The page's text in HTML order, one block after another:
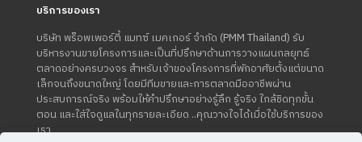
บริการของเรา
บริษัท พร็อพเพอร์ตี้ แมทซ์ เมคเกอร์ จํากัด (PMM Thailand) รับ
บริหารงานขายโครงการและเป็นที่ปรึกษาด้านการวางแผนกลยุทธ์
ตลาดอย่างครบวงจร สำหรับเจ้าของโครงการที่พักอาศัยตั้งแต่ขนาด
เล็กจนถึงขนาดใหญ่ โดยมีทีมขายและการตลาดมืออาชีพผ่าน
ประสบการณ์จริง พร้อมให้คําปรึกษาอย่างรู้ลึก รู้จริง ใกล้ชิดทุกขั้น
ตอน และใส่ใจดูแลในทุกรายละเอียด ..คุณวางใจได้เมื่อใช้บริการของ
เรา